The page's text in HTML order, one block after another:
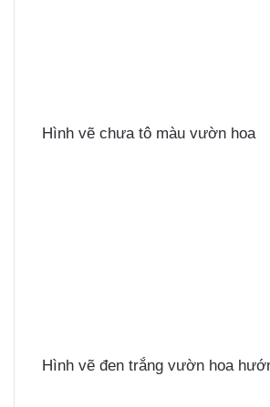
Hình vẽ chưa tô màu vườn hoa
Hình vẽ đen trắng vườn hoa